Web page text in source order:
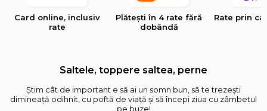
Card online, inclusiv
rate
Plătești în 4 rate fără
dobândă
Rate prin
Saltele, toppere saltea, perne
Știm cât de important e să ai un somn bun, să te trezești
dimineață odihnit, cu poftă de viață și să începi ziua cu zâmbetul
pe buze!